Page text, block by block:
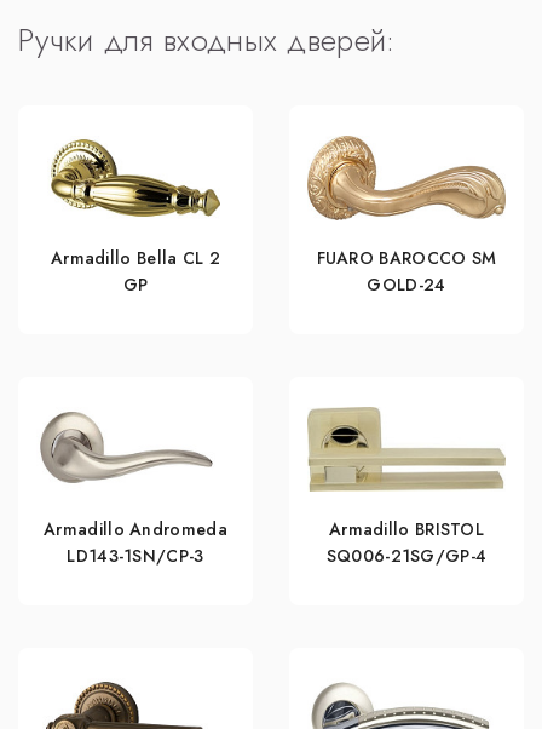
Ручки для входных дверей:
Armadillo Bella CL 2
GP
FUARO BAROCCO SM
GOLD-24
Armadillo Andromeda
LD143-1SN/CP-3
Armadillo BRISTOL
SQ006-21SG/GP-4